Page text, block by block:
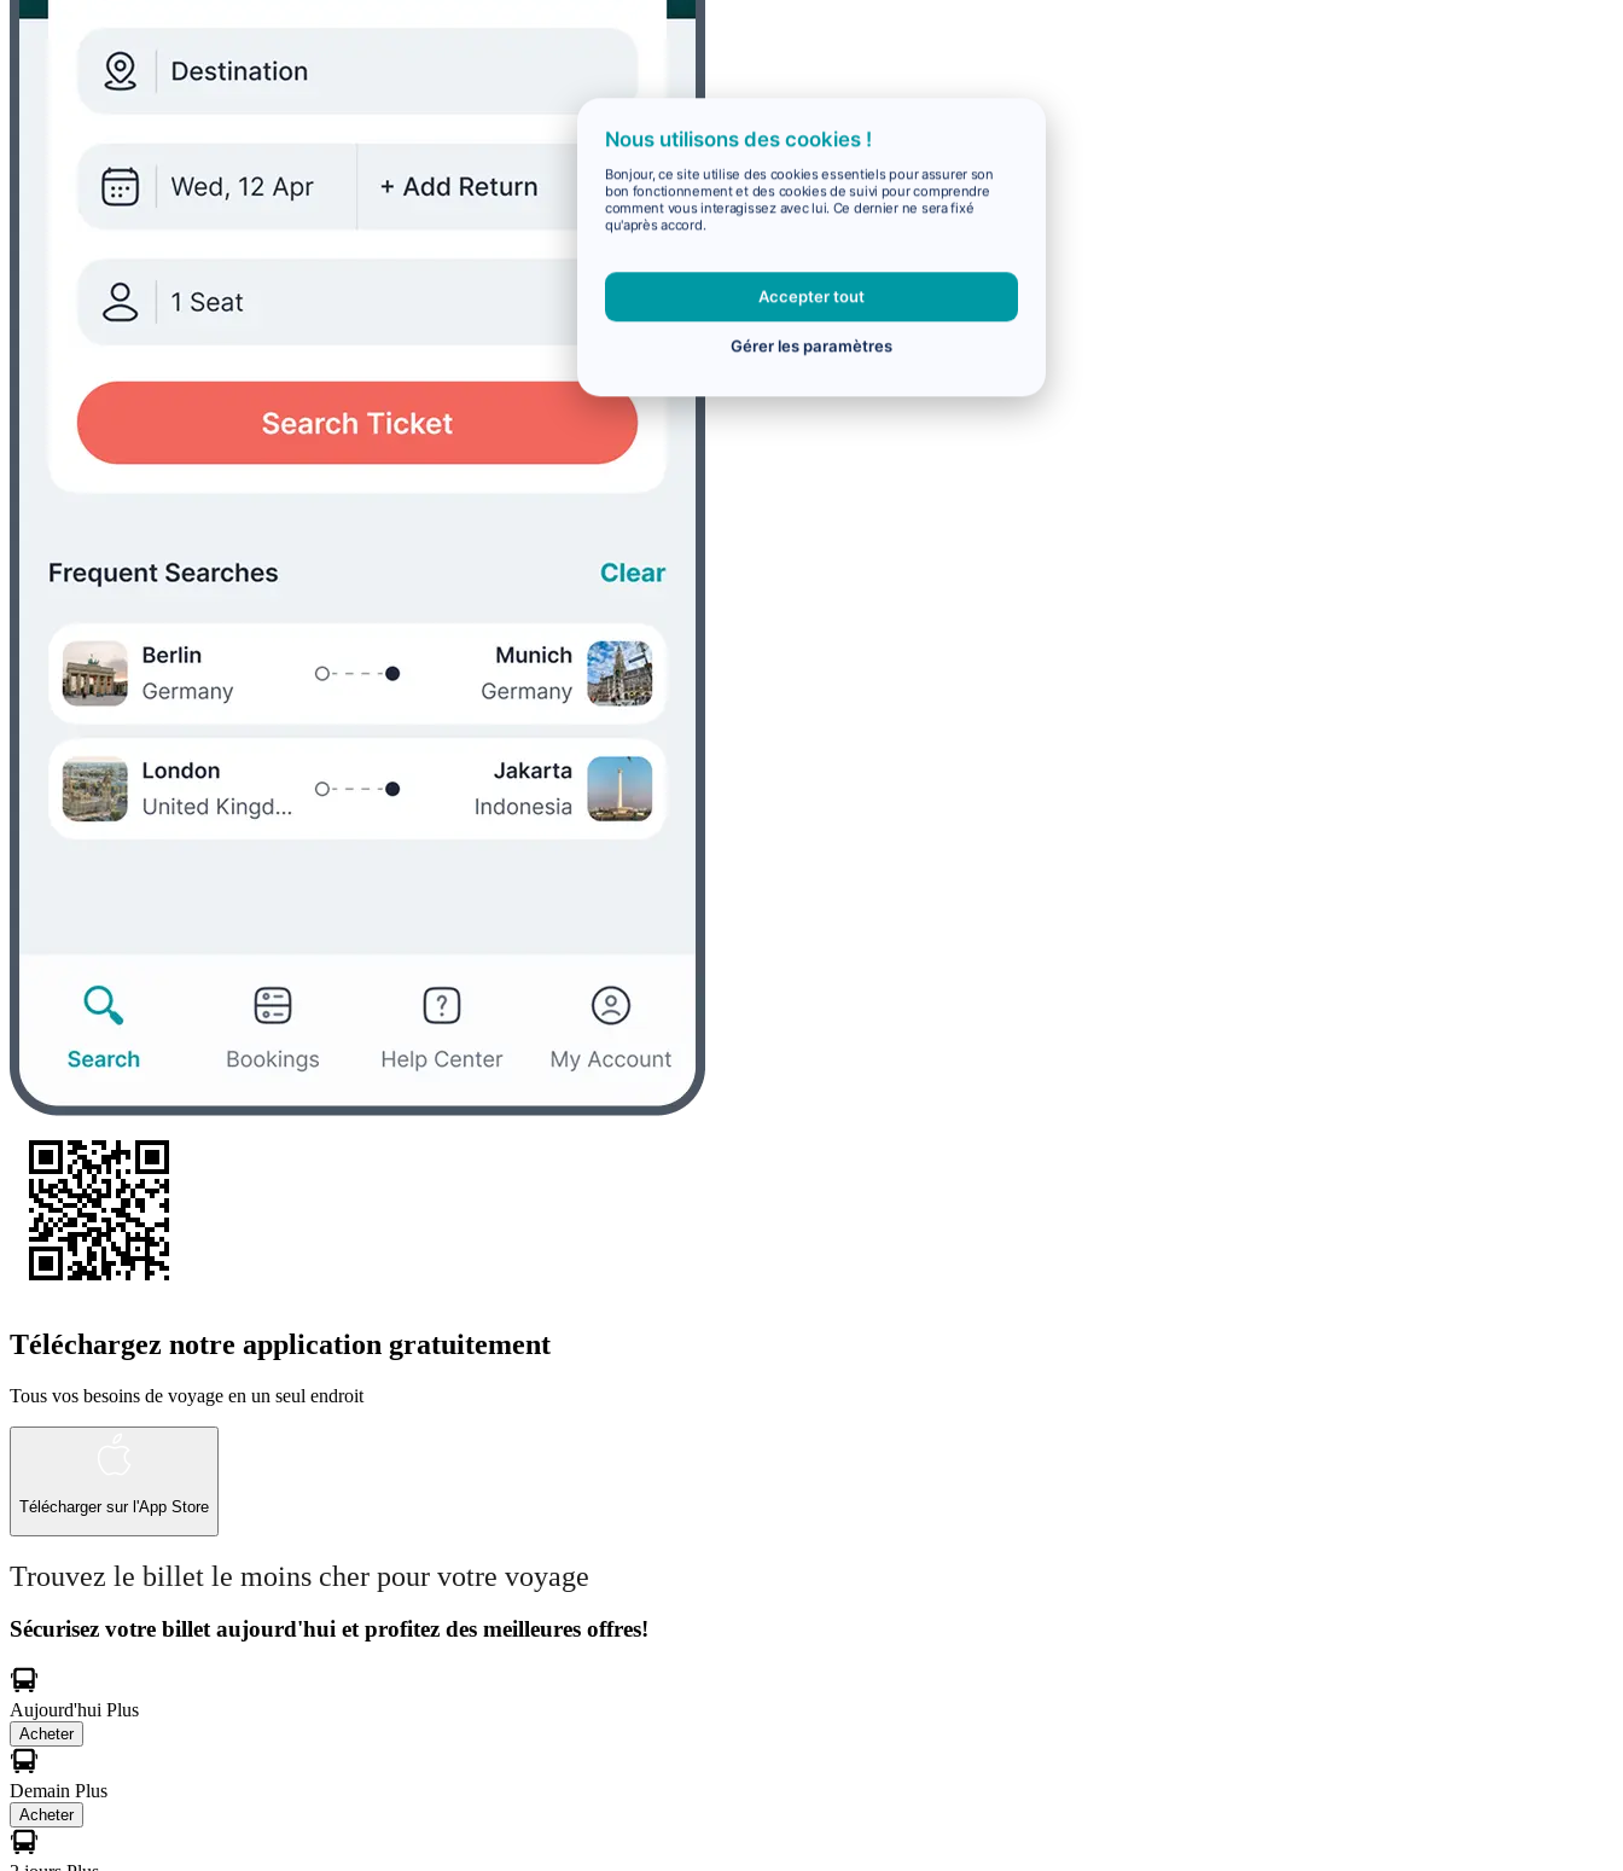
Téléchargez notre application gratuitement
Tous vos besoins de voyage en un seul endroit
Télécharger sur l'App Store
Trouvez le billet le moins cher pour votre voyage
Sécurisez votre billet aujourd'hui et profitez des meilleures offres!
Aujourd'hui Plus
Acheter
Demain Plus
Acheter
Nous utilisons des cookies !
Bonjour, ce site utilise des cookies essentiels pour assurer son
bon fonctionnement et des cookies de suivi pour comprendre
comment vous interagissez avec lui. Ce dernier ne sera fixé
qu'après accord.
Accepter tout
Gérer les paramètres